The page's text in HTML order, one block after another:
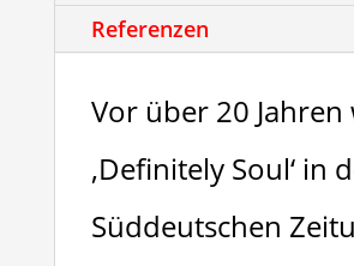
Referenzen
Vor über 20
‚Definitely Soul‘ in
Süddeutschen